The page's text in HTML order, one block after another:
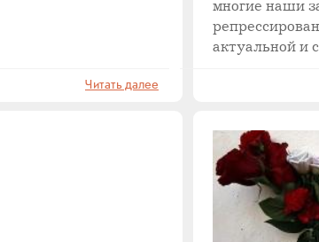
Читать далее
многие наши
актуальной и